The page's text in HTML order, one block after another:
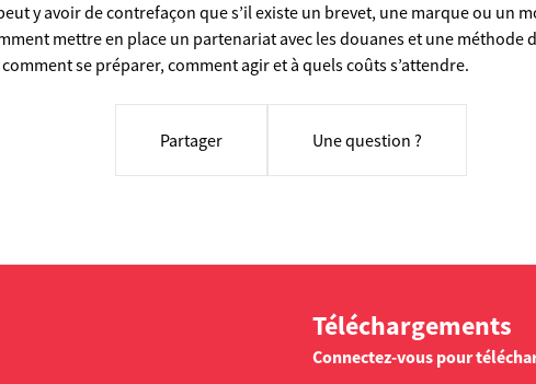
y avoir de contrefaçon que s’il existe un brevet, une marque ou un
mettre en place un partenariat avec les douanes et une méthode
se préparer, comment agir et à quels coûts s’attendre.
Partager Une question ?
Téléchargements
Connectez-vous pour